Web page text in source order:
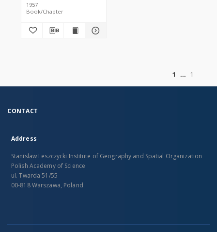
1957
Book/Chapter
1
1
CONTACT
Address
Stanislaw Leszczycki Institute of Geography and Spatial Organization
Polish Academy of Science
ul. Twarda 51/55
00-818 Warszawa, Poland